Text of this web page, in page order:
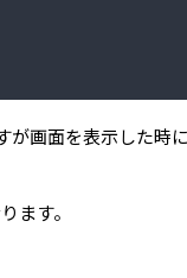
画面を表示した時
ます。